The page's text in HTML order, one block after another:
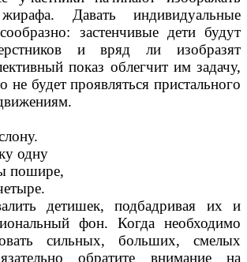
Давать индивидуальные
застенчивые дети будут
и вряд ли изобразят
показ облегчит им задачу,
не будет проявляться пристального
одну
пошире,
детишек, подбадривая их и
фон. Когда необходимо
сильных, больших, смелых
обратите внимание на